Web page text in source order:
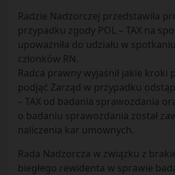
Radzie Nadzorczej przedstawiła
przypadku zgody POL – TAX na
upoważniła do udziału w
członków RN.
Radca prawny wyjaśnił jakie kroki
podjąć Zarząd w przypadku
– TAX od badania sprawozdania
o badaniu sprawozdania został
naliczenia kar umownych.
Rada Nadzorcza w związku z
biegłego rewidenta w sprawie